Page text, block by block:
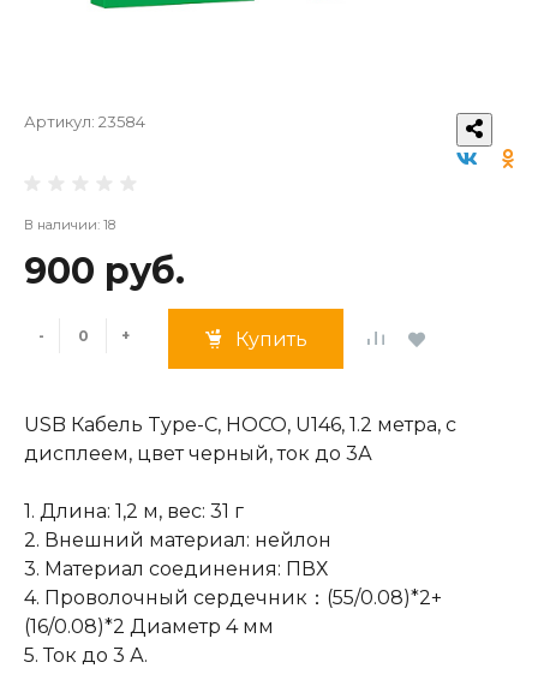
Артикул: 23584
В наличии: 18
900 руб.
- + Купить
USB Кабель Type-C, HOCO, U146, 1.2 метра, с
дисплеем, цвет черный, ток до 3А
1. Длина: 1,2 м, вес: 31 г
2. Внешний материал: нейлон
3. Материал соединения: ПВХ
4. Проволочный сердечник：(55/0.08)*2+
(16/0.08)*2 Диаметр 4 мм
5. Ток до 3 А.